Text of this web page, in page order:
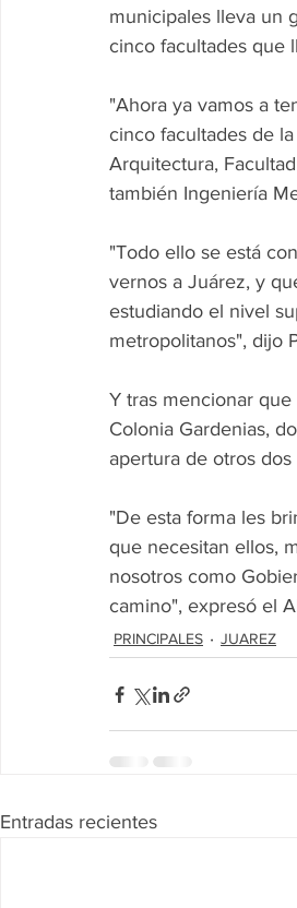
municipales lleva un
cinco facultades que
"Ahora ya vamos a
cinco facultades de
Arquitectura,
también Ingeniería
"Todo ello se está
vernos a Juárez, y
estudiando el nivel
metropolitanos", dijo
Y tras mencionar
Colonia Gardenias,
apertura de otros
"De esta forma les
que necesitan ellos,
nosotros como
camino", expresó el
PRINCIPALES JUAREZ
Entradas recientes